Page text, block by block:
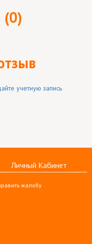
(0)
учетную запись
Личный Кабинет
жалобу